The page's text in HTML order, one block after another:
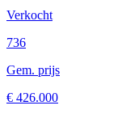
Verkocht
736
Gem. prijs
€ 426.000